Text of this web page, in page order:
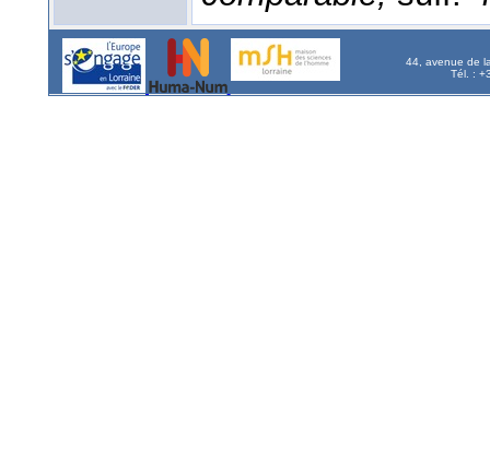
44, avenue de
Tél. :